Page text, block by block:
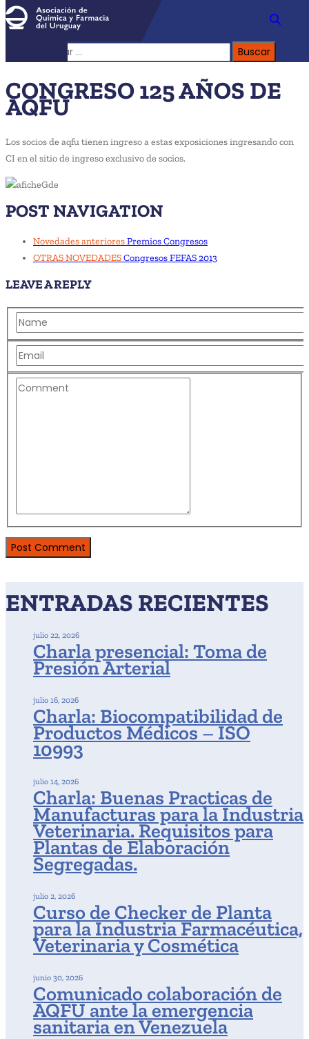
CONGRESO 125 AÑOS DE
AQFU
Los socios de aqfu tienen ingreso a estas exposiciones ingresando con
CI en el sitio de ingreso exclusivo de socios.
POST NAVIGATION
Novedades anterioresPremios Congresos
OTRAS NOVEDADESCongresos FEFAS 2013
LEAVE A REPLY
ENTRADAS RECIENTES
Charla presencial: Toma de
Presión Arterial
julio 22, 2026
Charla: Biocompatibilidad de
Productos Médicos – ISO
10993
julio 16, 2026
Charla: Buenas Practicas de
Manufacturas para la Industria
Veterinaria. Requisitos para
Plantas de Elaboración
Segregadas.
julio 14, 2026
Curso de Checker de Planta
para la Industria Farmacéutica,
Veterinaria y Cosmética
julio 2, 2026
Comunicado colaboración de
AQFU ante la emergencia
sanitaria en Venezuela
junio 30, 2026